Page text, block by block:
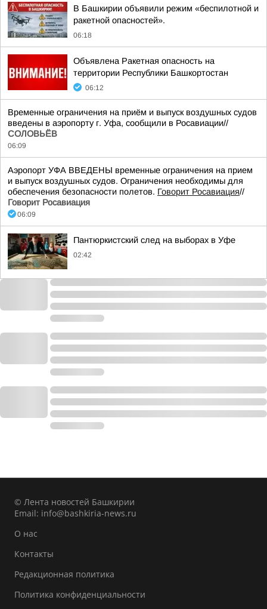
В Башкирии объявили режим «беспилотной и
ракетной опасностей».
06:18
Объявлена Ракетная опасность на
территории Республики Башкортостан
06:12
Временные ограничения на приём и выпуск воздушных судов
введены в аэропорту г. Уфа, сообщили в Росавиации//
СОЛОВЬЁВ
06:09
Аэропорт УФА ВВЕДЕНЫ временные ограничения на прием
и выпуск воздушных судов. Ограничения необходимы для
обеспечения безопасности полетов. Говорит Росавиация//
Говорит Росавиация
06:09
Пантюркистский след на выборах в Уфе
02:42
© Лента новостей Башкирии
Email: info@bashkiria-news.ru
О нас
Контакты
Редакционная политика
Политика конфиденциальности